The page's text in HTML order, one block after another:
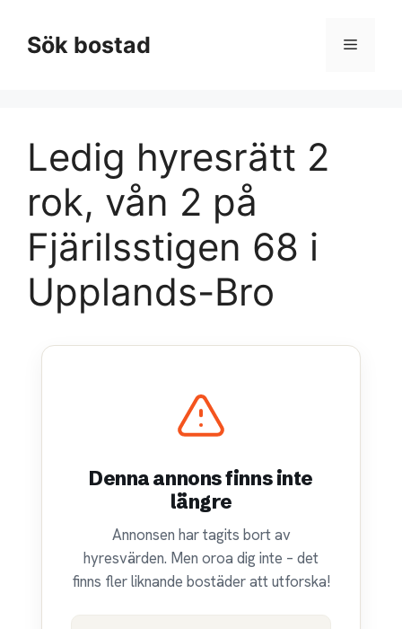
innehållSök bostad Meny
Ledig hyresrätt 2
rok, vån 2 på
Fjärilsstigen 68 i
Upplands-Bro
Denna annons finns inte
längre
Annonsen har tagits bort av
hyresvärden. Men oroa dig inte – det
finns fler liknande bostäder att utforska!